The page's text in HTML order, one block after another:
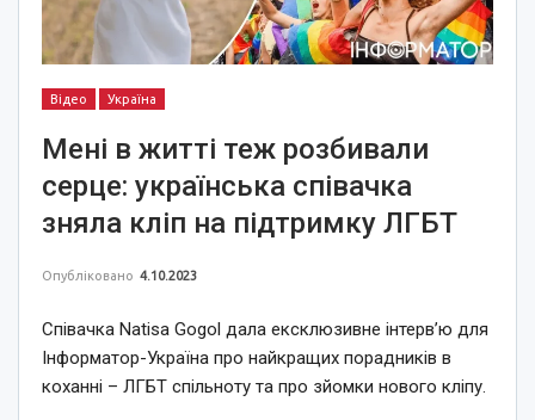
Відео Україна
Мені в житті теж розбивали
серце: українська співачка
зняла кліп на підтримку ЛГБТ
Опубліковано 4.10.2023
Співачка Natisa Gogol дала ексклюзивне інтерв’ю для
Інформатор-Україна про найкращих порадників в
коханні – ЛГБТ спільноту та про зйомки нового кліпу.